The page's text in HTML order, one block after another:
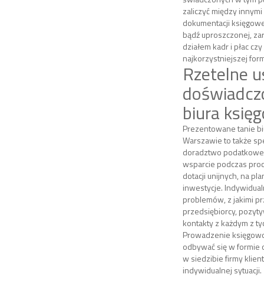
zaliczyć między
dokumentacji
bądź uproszczonej,
działem kadr i płac
najkorzystniejszej
Rzetelne
biura
Prezentowane tanie
Warszawie to także
doradztwo
wsparcie podczas
dotacji unijnych, na
inwestycje.
problemów, z jakimi
przedsiębiorcy,
kontakty z każdym z
Prowadzenie
odbywać się w formie
w siedzibie firmy
indywidualnej sytuacji.